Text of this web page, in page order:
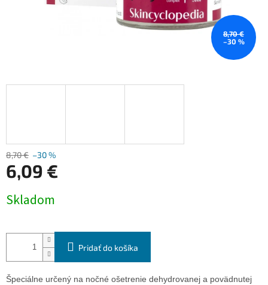
8,70 €
–30 %
8,70 € –30 %
6,09 €
cena:
Skladom
Pridať do košíka
Špeciálne určený na nočné ošetrenie dehydrovanej a povädnutej